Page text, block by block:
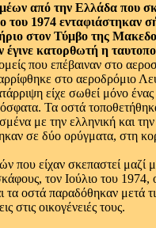
από την Ελλάδα που
του 1974 ενταφιάστηκαν
στον Τύμβο της
κατορθωτή η
που επέβαιναν στο
στο αεροδρόμιο
είχε σωθεί μόνο
Τα οστά
με την ελληνική και
σε δύο ορύγματα, στη
που είχαν σκεπαστεί μαζί
τον Ιούλιο του
οστά παραδόθηκαν μετά
στις οικογένειές τους.